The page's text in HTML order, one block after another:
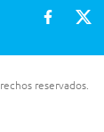
reservados.